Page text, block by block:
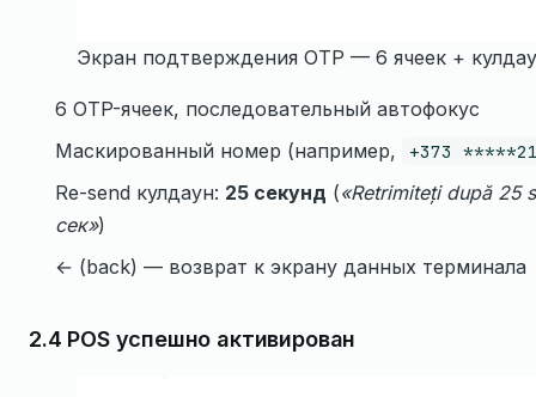
Экран подтверждения OTP — 6 ячеек +
6 OTP-ячеек, последовательный автофокус
Маскированный номер (например,
+373
Re-send кулдаун: 25 секунд («Retrimiteți după 25
сек»)
← (back) — возврат к экрану данных терминала
2.4 POS успешно активирован